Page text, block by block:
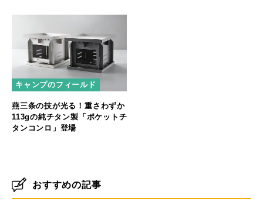
キャンプのフィールド
燕三条の技が光る！重さわずか
113gの純チタン製「ポケットチ
タンコンロ」登場
おすすめの記事